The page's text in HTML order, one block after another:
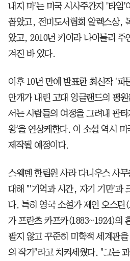
내지 마'는 미국 시사주간지 '타임'
꼽았고, 전미도서협회 알렉스상,
았고, 2010년 키이라 나이틀리 주
겨진 바 있다.
이후 10년 만에 발표한 최신작 '파
안개가 내린 고대 잉글랜드의 평
서는 사람들의 여정을 그려내 판
왕'을 연상케한다. 이 소설 역시 미
제작될 예정이다.
스웨덴 한림원 사라 다니우스 사
대해 "'기억과 시간, 자기 기만'과
다. 특히 영국 소설가 제인 오스틴
가 프란츠 카프카(1883~1924)의
팔지 않고 꾸준히 미학적 세계관
의 작가"라고 치켜세웠다. "그는